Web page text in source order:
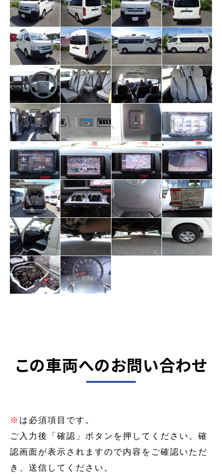
この車両へのお問い合わせ
※ は必須項目です。
ご入力後「確認」ボタンを押してください。確
認画面が表示されますので内容をご確認いただ
き、送信してください。